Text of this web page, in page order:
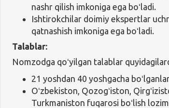
nashr qilish imkoniga ega boʻladi.
Ishtirokchilar doimiy ekspertlar
qatnashish imkoniga ega boʻladi.
Talablar:
Nomzodga qoʻyilgan talablar
21 yoshdan 40 yoshgacha
Oʻzbekiston, Qozogʻiston,
Turkmaniston fuqarosi boʻlish